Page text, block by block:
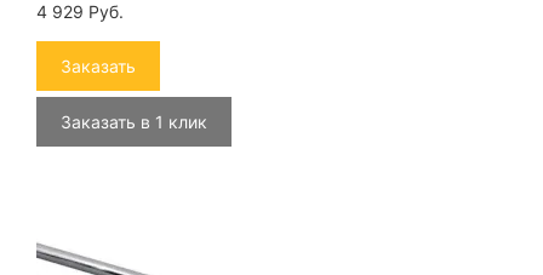
4 929 Руб.
Заказать
Заказать в 1 клик